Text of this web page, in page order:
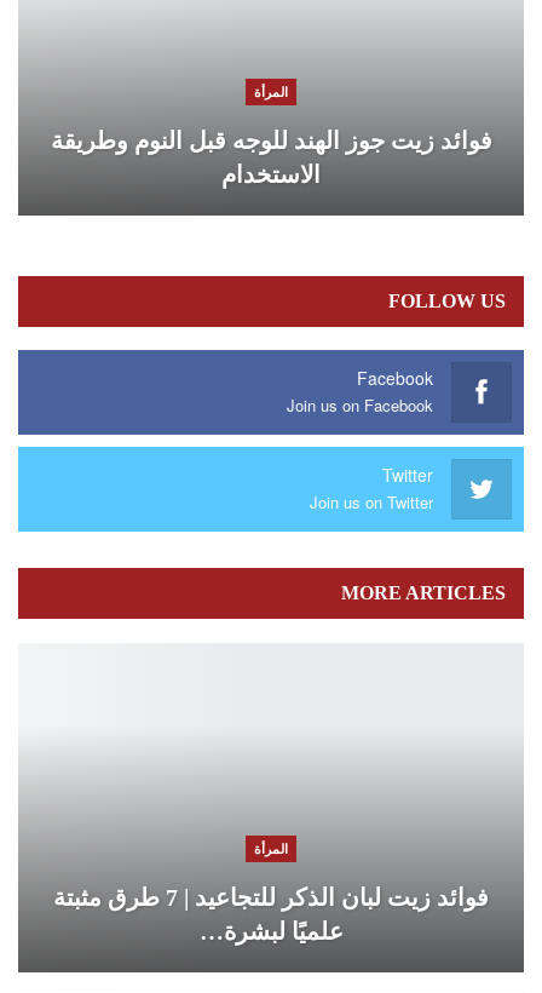
المرأة
فوائد زيت جوز الهند للوجه قبل النوم وطريقة
الاستخدام
FOLLOW US
Facebook
Join us on Facebook
Twitter
Join us on Twitter
MORE ARTICLES
المرأة
فوائد زيت لبان الذكر للتجاعيد | 7 طرق مثبتة
علميًا لبشرة…